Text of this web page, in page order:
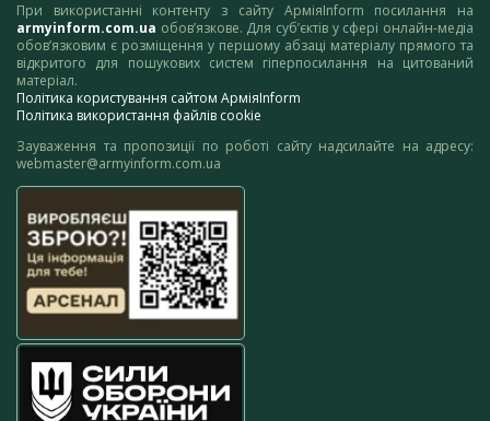
При використанні контенту з сайту АрміяInform посилання на
armyinform.com.ua обов’язкове. Для суб’єктів у сфері онлайн-медіа
обов’язковим є розміщення у першому абзаці матеріалу прямого та
відкритого для пошукових систем гіперпосилання на цитований
матеріал.
Політика користування сайтом АрміяInform
Політика використання файлів cookie
Зауваження та пропозиції по роботі сайту надсилайте на адресу:
webmaster@armyinform.com.ua